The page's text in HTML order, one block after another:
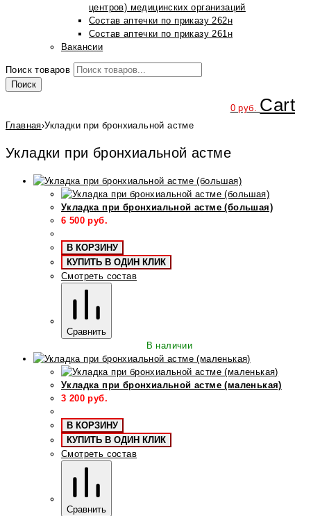
центров) медицинских организаций
Состав аптечки по приказу 262н
Состав аптечки по приказу 261н
Вакансии
Поиск товаров
Поиск
0руб. Cart
Главная›Укладки при бронхиальной астме
Укладки при бронхиальной астме
Укладка при бронхиальной астме (большая)
6 500 руб.
В КОРЗИНУ
КУПИТЬ В ОДИН КЛИК
Смотреть состав
Сравнить
В наличии
Укладка при бронхиальной астме (маленькая)
3 200 руб.
В КОРЗИНУ
КУПИТЬ В ОДИН КЛИК
Смотреть состав
Сравнить